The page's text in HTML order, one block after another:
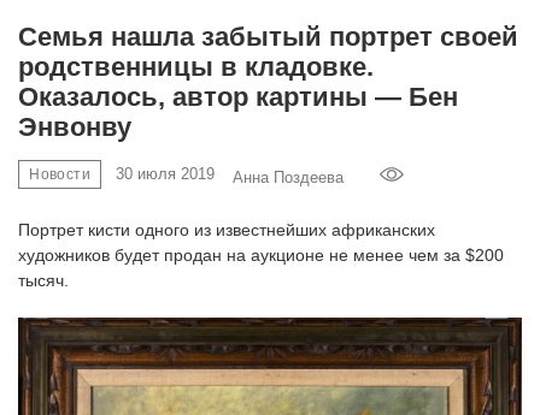
Семья нашла забытый портрет своей
родственницы в кладовке.
Оказалось, автор картины — Бен
Энвонву
Новости 30 июля 2019 Анна Поздеева
Портрет кисти одного из известнейших африканских
художников будет продан на аукционе не менее чем за $200
тысяч.